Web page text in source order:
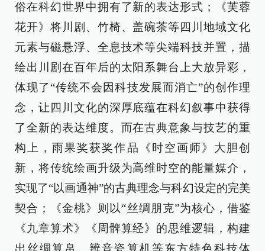
俗在科幻世界中拥有了新的表达形式；《芙蓉
花开》将川剧、竹椅、盖碗茶等四川地域文化
元素与磁悬浮、全息技术等尖端科技并置，描
绘出川剧在百年后的太阳系舞台上大放异彩，
体现了“传统不会因科技发展而消亡”的创作理
念，让四川文化的深厚底蕴在科幻叙事中获得
了全新的表达维度。而在古典意象与技艺的重
构上，雨果奖获奖作品《时空画师》大胆创
新，将传统绘画升级为高维时空的能量媒介，
实现了“以画通神”的古典理念与科幻设定的完美
契合；《金桃》则以“丝绸朋克”为核心，借鉴
《九章算术》《周髀算经》的思维逻辑，构建
出丝绸算帛、辨音瓷算机等东方特色科技体